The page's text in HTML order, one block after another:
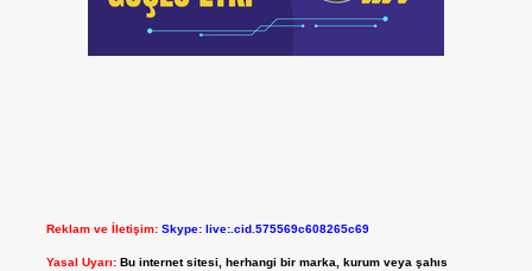
Reklam ve İletişim: Skype: live:.cid.575569c608265c69
Yasal Uyarı: Bu internet sitesi, herhangi bir marka, kurum veya şahıs